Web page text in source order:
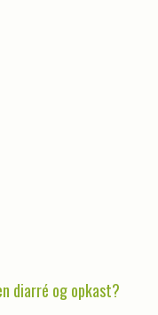
diarré og opkast?